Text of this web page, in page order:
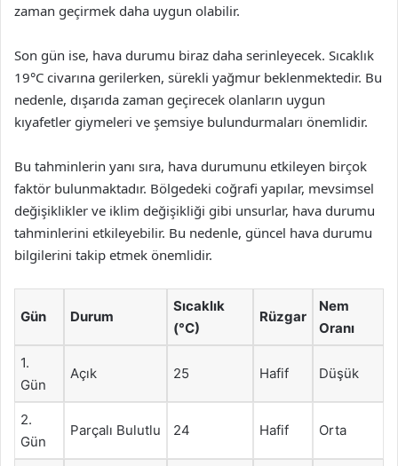
zaman geçirmek daha uygun olabilir.
Son gün ise, hava durumu biraz daha serinleyecek. Sıcaklık
19°C civarına gerilerken, sürekli yağmur beklenmektedir. Bu
nedenle, dışarıda zaman geçirecek olanların uygun
kıyafetler giymeleri ve şemsiye bulundurmaları önemlidir.
Bu tahminlerin yanı sıra, hava durumunu etkileyen birçok
faktör bulunmaktadır. Bölgedeki coğrafi yapılar, mevsimsel
değişiklikler ve iklim değişikliği gibi unsurlar, hava durumu
tahminlerini etkileyebilir. Bu nedenle, güncel hava durumu
bilgilerini takip etmek önemlidir.
Gün Durum
Sıcaklık
(°C)
Rüzgar
Nem
Oranı
1.
Gün
Açık 25 Hafif Düşük
2.
Gün
Parçalı Bulutlu 24 Hafif Orta